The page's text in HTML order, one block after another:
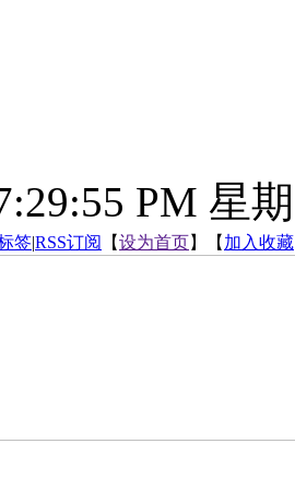
PM 星
签|RSS订阅 【设为首页】【 加入收藏